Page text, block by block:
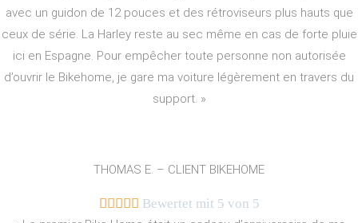
avec un guidon de 12 pouces et des rétroviseurs plus hauts que
ceux de série. La Harley reste au sec même en cas de forte pluie
ici en Espagne. Pour empêcher toute personne non autorisée
d’ouvrir le Bikehome, je gare ma voiture légèrement en travers du
support. »
THOMAS E. – CLIENT BIKEHOME
 Bewertet mit 5 von 5